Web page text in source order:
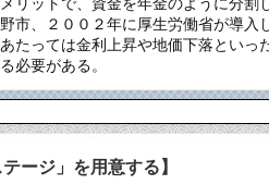
リットで、資金を年金のように分割
市、２００２年に厚生労働省が導
たっては金利上昇や地価下落といっ
必要がある。
ージ」を用意する】